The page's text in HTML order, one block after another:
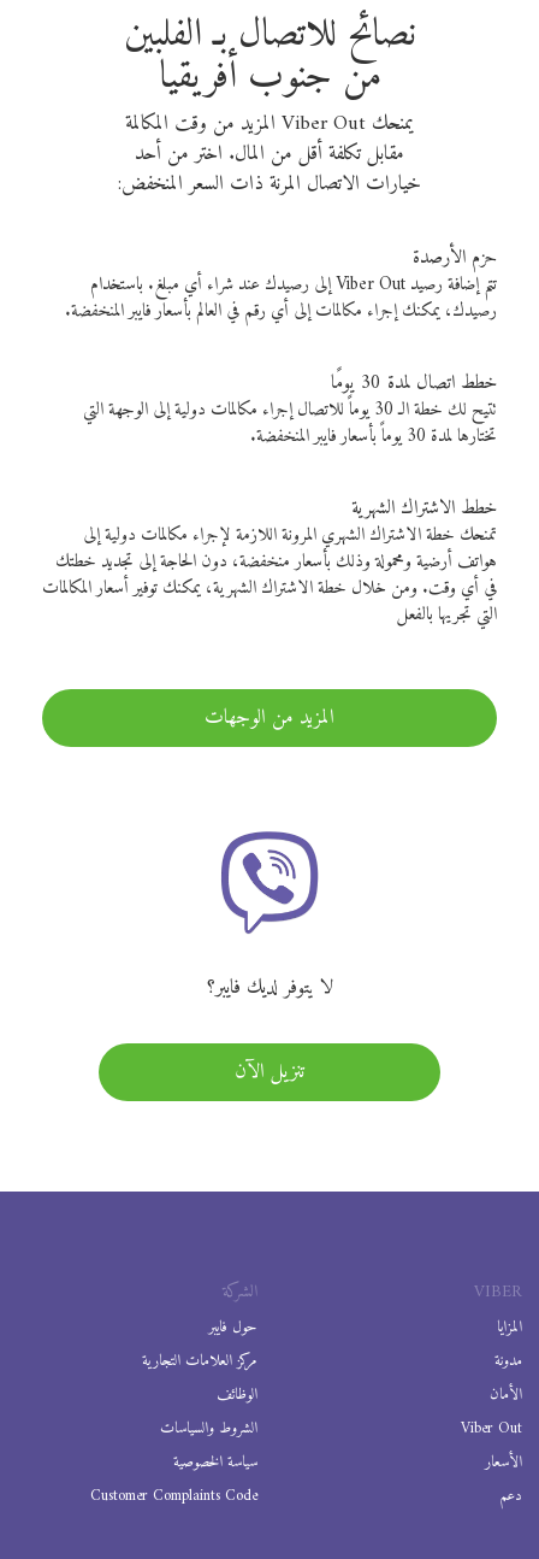
نصائح للاتصال بـ الفلبين
من جنوب أفريقيا
يمنحك Viber Out المزيد من وقت المكالمة
مقابل تكلفة أقل من المال. اختر من أحد
خيارات الاتصال المرنة ذات السعر المنخفض:
حزم الأرصدة
تتم إضافة رصيد Viber Out إلى رصيدك عند شراء أي مبلغ. باستخدام
رصيدك، يمكنك إجراء مكالمات إلى أي رقم في العالم بأسعار فايبر المنخفضة.
خطط اتصال لمدة 30 يومًا
تتيح لك خطة الـ 30 يوماً للاتصال إجراء مكالمات دولية إلى الوجهة التي
تختارها لمدة 30 يوماً بأسعار فايبر المنخفضة.
خطط الاشتراك الشهرية
تمنحك خطة الاشتراك الشهري المرونة اللازمة لإجراء مكالمات دولية إلى
هواتف أرضية ومحمولة وذلك بأسعار منخفضة، دون الحاجة إلى تجديد خطتك
في أي وقت. ومن خلال خطة الاشتراك الشهرية، يمكنك توفير أسعار المكالمات
التي تجريها بالفعل
المزيد من الوجهات
لا يتوفر لديك فايبر؟
تنزيل الآن
VIBER
المزايا
مدونة
الأمان
Viber Out
الأسعار
دعم
الشركة
حول فايبر
مركز العلامات التجارية
الوظائف
الشروط والسياسات
سياسة الخصوصية
Customer Complaints Code